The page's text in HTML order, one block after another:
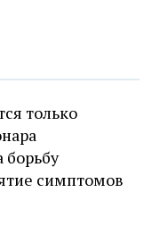
только
борьбу
симптомов